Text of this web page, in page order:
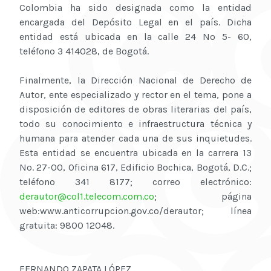
Colombia ha sido designada como la entidad
encargada del Depósito Legal en el país. Dicha
entidad está ubicada en la calle 24 No 5- 60,
teléfono 3 414028, de Bogotá.
Finalmente, la Dirección Nacional de Derecho de
Autor, ente especializado y rector en el tema, pone a
disposición de editores de obras literarias del país,
todo su conocimiento e infraestructura técnica y
humana para atender cada una de sus inquietudes.
Esta entidad se encuentra ubicada en la carrera 13
No. 27-00, Oficina 617, Edificio Bochica, Bogotá, D.C.;
teléfono 341 8177; correo electrónico:
derautor@col1.telecom.com.co; página
web:www.anticorrupcion.gov.co/derautor; línea
gratuita: 9800 12048.